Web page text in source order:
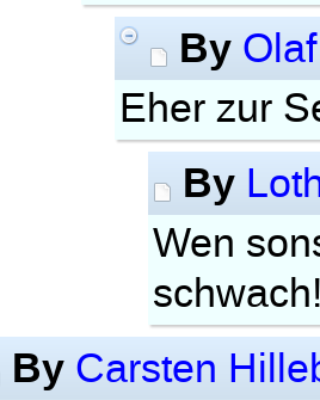
By
Eher zur
By
Wen
By Carsten